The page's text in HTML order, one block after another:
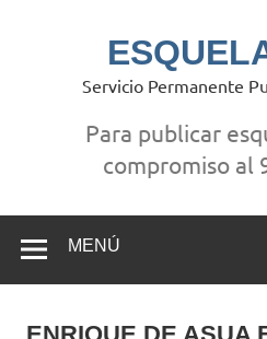
Servicio Permanente
Para publicar
compromiso al
MENÚ